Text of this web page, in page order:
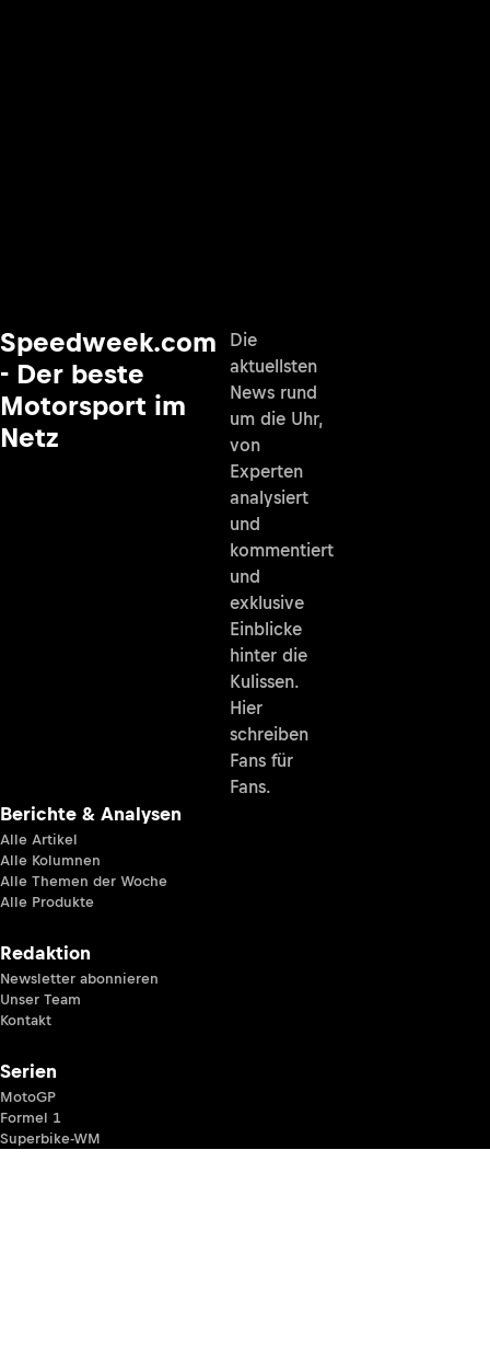
Speedweek.com
- Der beste
Motorsport im
Netz
Die
aktuellsten
News rund
um die Uhr,
von
Experten
analysiert
und
kommentiert
und
exklusive
Einblicke
hinter die
Kulissen.
Hier
schreiben
Fans für
Fans.
Berichte & Analysen
Alle Artikel
Alle Kolumnen
Alle Themen der Woche
Alle Produkte
Redaktion
Newsletter abonnieren
Unser Team
Kontakt
Serien
MotoGP
Formel 1
Superbike-WM